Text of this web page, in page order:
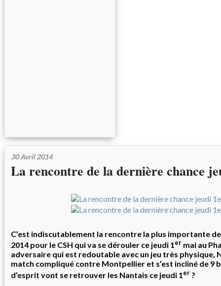
30 Avril 2014
La rencontre de la dernière chance
C’est indiscutablement la rencontre la plus importante de
2014 pour le CSH qui va se dérouler ce jeudi 1er mai au
adversaire qui est redoutable avec un jeu très physique,
match compliqué contre Montpellier et s’est incliné de 9
d’esprit vont se retrouver les Nantais ce jeudi 1 er?